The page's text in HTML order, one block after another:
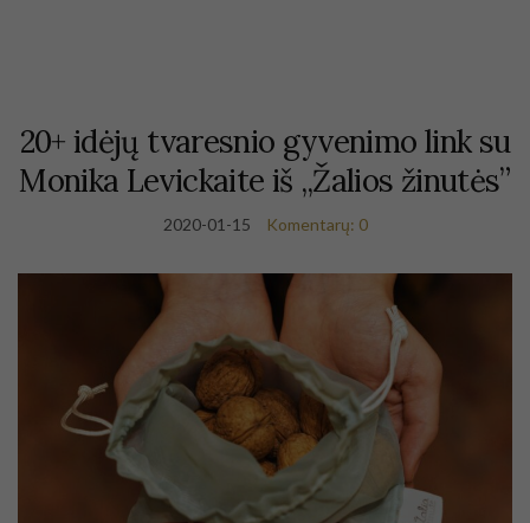
20+ idėjų tvaresnio gyvenimo link su
Monika Levickaite iš ,,Žalios žinutės”
2020-01-15 Komentarų: 0